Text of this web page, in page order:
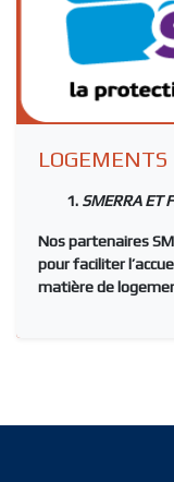
SMERRA ET
Nos partenaires
pour faciliter
matière de